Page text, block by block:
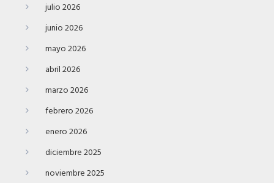
julio 2026
junio 2026
mayo 2026
abril 2026
marzo 2026
febrero 2026
enero 2026
diciembre 2025
noviembre 2025